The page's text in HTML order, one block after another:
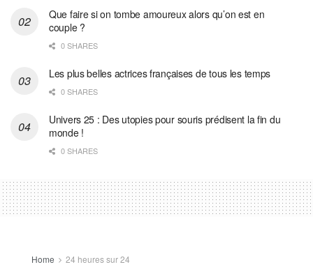
Que faire si on tombe amoureux alors qu’on est en
couple ?
0 SHARES
Les plus belles actrices françaises de tous les temps
0 SHARES
Univers 25 : Des utopies pour souris prédisent la fin du
monde !
0 SHARES
Home 24 heures sur 24